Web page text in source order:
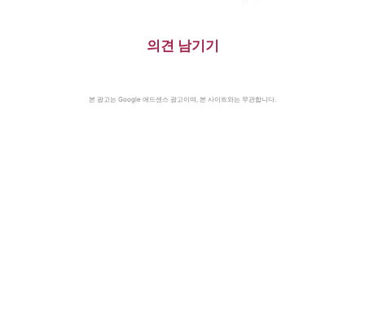
의견 남기기
본 광고는 Google 애드센스 광고이며, 본 사이트와는 무관합니다.